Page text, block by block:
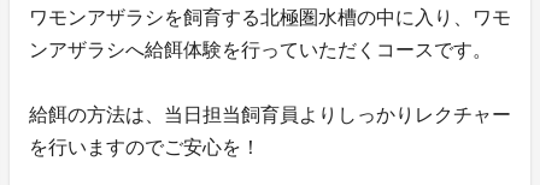
ワモンアザラシを飼育する北極圏水槽の中に入り、ワモ
ンアザラシへ給餌体験を行っていただくコースです。
給餌の方法は、当日担当飼育員よりしっかりレクチャー
を行いますのでご安心を！